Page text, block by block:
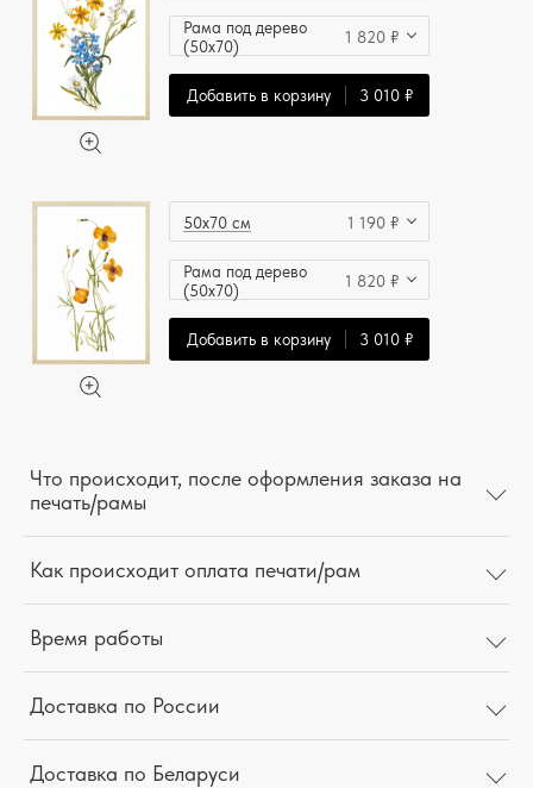
Рама под дерево
(50x70)
1 820 ₽
Добавить в корзину 3 010 ₽
50x70 см 1 190 ₽
Рама под дерево
(50x70)
1 820 ₽
Добавить в корзину 3 010 ₽
Что происходит, после оформления заказа на
печать/рамы
Как происходит оплата печати/рам
Время работы
Доставка по России
Доставка по Беларуси